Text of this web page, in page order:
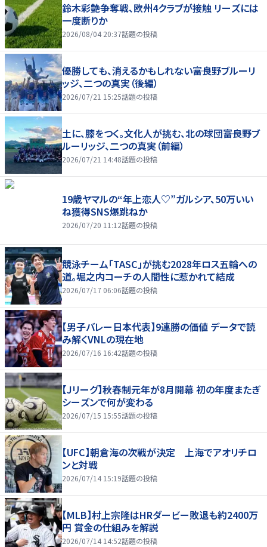
鈴木彩艶争奪戦、欧州4クラブが接触 リーズには
一度断りか
2026/08/04 20:37話題の投稿
優勝しても、消えるかもしれない――富良野ブルーリ
ッジ、二つの真実（後編）
2026/07/21 15:25話題の投稿
土に、膝をつく。文化人が挑む、北の球団――富良野ブ
ルーリッジ、二つの真実（前編）
2026/07/21 14:48話題の投稿
19歳ヤマルの“年上恋人♡”ガルシア、50万いい
ね獲得SNS爆跳ねか
2026/07/20 11:12話題の投稿
競泳チーム「TASC」が挑む2028年ロス五輪への
道。堀之内コーチの人間性に惹かれて結成
2026/07/17 06:06話題の投稿
【男子バレー日本代表】9連勝の価値 データで読
み解くVNLの現在地
2026/07/16 16:42話題の投稿
【Jリーグ】秋春制元年が8月開幕 初の年度またぎ
シーズンで何が変わる
2026/07/15 15:55話題の投稿
【UFC】朝倉海の次戦が決定 上海でアオリチロ
ンと対戦
2026/07/14 15:19話題の投稿
【MLB】村上宗隆はHRダービー敗退も約2400万
円 賞金の仕組みを解説
2026/07/14 14:52話題の投稿